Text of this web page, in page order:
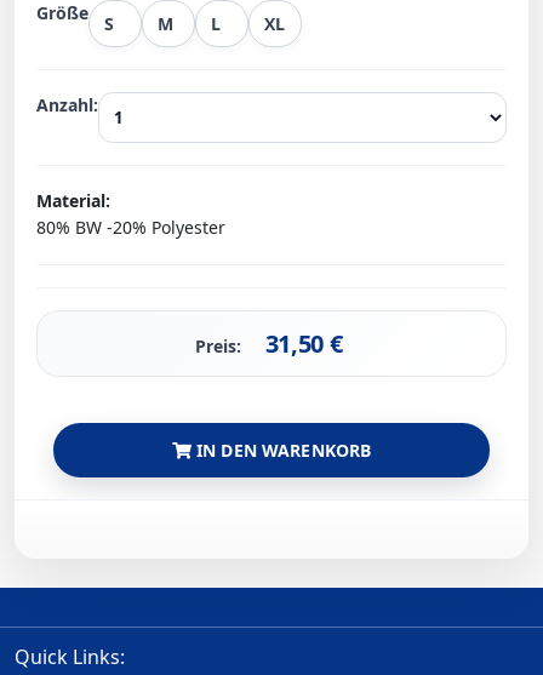
Größe S M L XL
Anzahl:
Material:
80% BW -20% Polyester
Preis: 31,50€
IN DEN WARENKORB
Quick Links: